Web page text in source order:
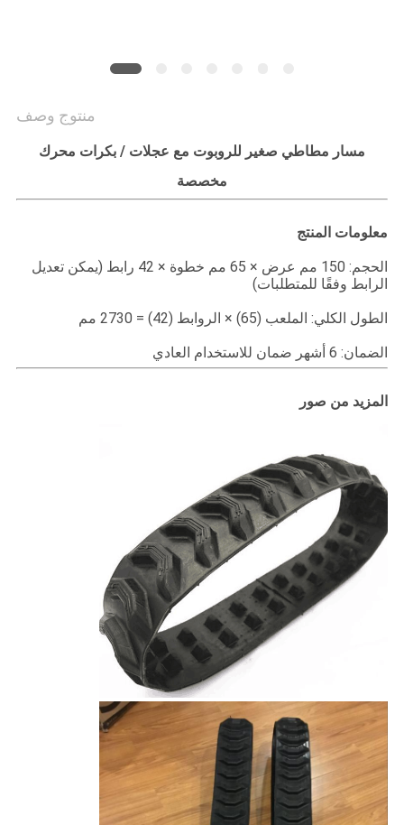
منتوج وصف
مسار مطاطي صغير للروبوت مع عجلات / بكرات محرك
مخصصة
معلومات المنتج
الحجم: 150 مم عرض × 65 مم خطوة × 42 رابط (يمكن تعديل
الرابط وفقًا للمتطلبات)
الطول الكلي: الملعب (65) × الروابط (42) = 2730 مم
الضمان: 6 أشهر ضمان للاستخدام العادي
المزيد من صور